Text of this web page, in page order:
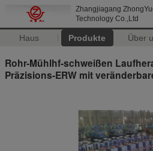
Zhangjiagang
Technology Co.,Ltd
Haus Produkte Über
Rohr-Mühlhf-schweißen
Präzisions-ERW mit